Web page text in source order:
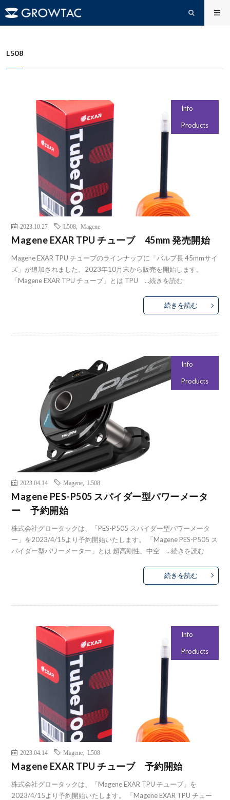
HOME L508
L508
Info
Products
2023.10.27 L508 Magene
Magene EXAR TPU チューブ 45mm 発売開始
Magene EXAR TPU チューブのラインナップに「バルブ長 45mmサイ
ズ」が追加されました。2023年10月末から販売を開始します。
「Magene EXAR TPU チューブ」とは TPU ...続きを読む
続きを読む
Info
Products
2023.04.14 Magene L508
Magene PES-P505 スパイダー型パワーメータ
ー 予約開始
株式会社グロータックは、「PES-P505 スパイダー型パワーメータ
ー」を2023/4/15より予約開始いたします。 「Magene PES-P505 ス
パイダー型パワーメーター」とは 超高剛性、中空 ...続きを読む
続きを読む
Info
Products
2023.04.14 Magene L508
Magene EXAR TPU チューブ 予約開始
株式会社グロータックは、「Magene EXAR TPU チューブ」を
2023/4/15より予約開始いたします。 「Magene EXAR TPU チュー